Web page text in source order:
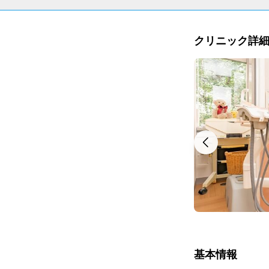
クリニック詳細
基本情報